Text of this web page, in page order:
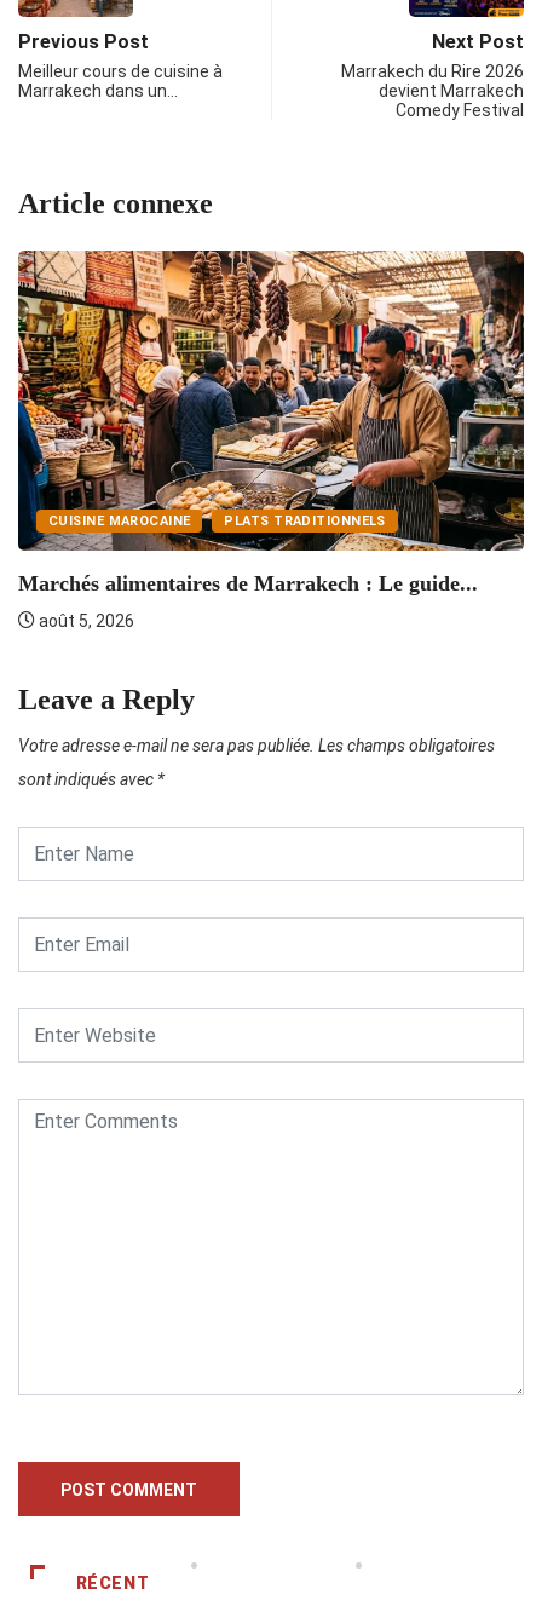
Previous Post
Meilleur cours de cuisine à
Marrakech dans un…
Next Post
Marrakech du Rire 2026
devient Marrakech
Comedy Festival
Article connexe
CUISINE MAROCAINE PLATS TRADITIONNELS
Marchés alimentaires de Marrakech : Le guide...
août 5, 2026
Leave a Reply
Votre adresse e-mail ne sera pas publiée. Les champs obligatoires
sont indiqués avec *
RÉCENT